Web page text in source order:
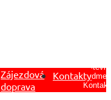
Zájezdová
doprava
Kontakty
Otevřít